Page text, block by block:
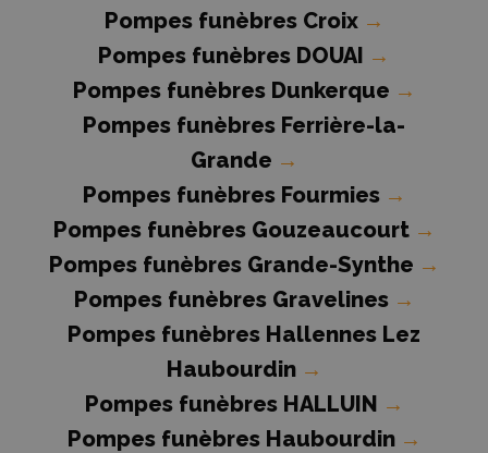
Pompes funèbres Croix →
Pompes funèbres DOUAI →
Pompes funèbres Dunkerque →
Pompes funèbres Ferrière-la-
Grande →
Pompes funèbres Fourmies →
Pompes funèbres Gouzeaucourt →
Pompes funèbres Grande-Synthe →
Pompes funèbres Gravelines →
Pompes funèbres Hallennes Lez
Haubourdin →
Pompes funèbres HALLUIN →
Pompes funèbres Haubourdin →